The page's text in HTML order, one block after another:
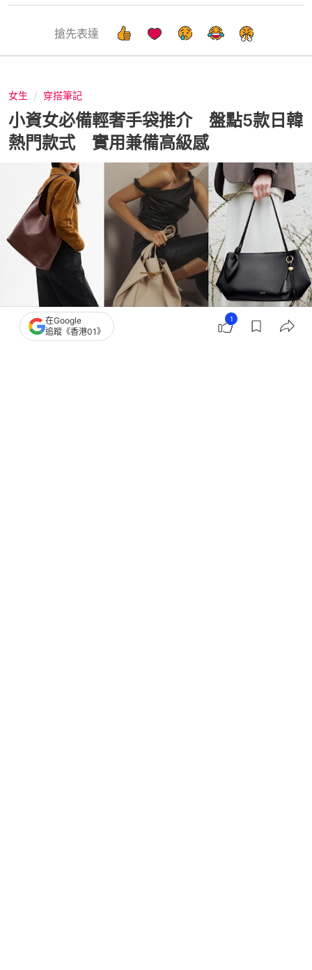
搶先表達
女生 穿搭筆記
小資女必備輕奢手袋推介 盤點5款日韓
熱門款式 實用兼備高級感
撰文：Japaholic
在Google
追蹤《香港01》
1